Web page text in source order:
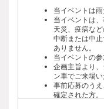
当イベントは雨
当イベントは
天災、疫病な
中断または中
ありません。
当イベントの
企画主旨より
ン車でご来場い
事前応募のう
確定された方。
当イベントの